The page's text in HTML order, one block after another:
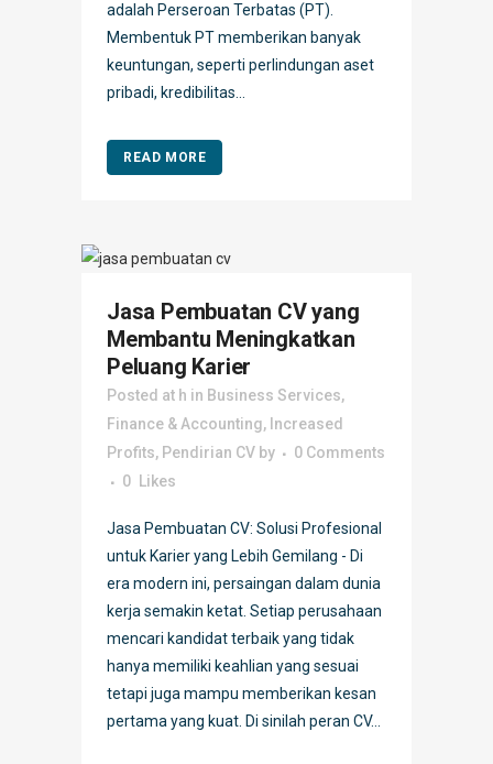
adalah Perseroan Terbatas (PT).
Membentuk PT memberikan banyak
keuntungan, seperti perlindungan aset
pribadi, kredibilitas...
READ MORE
Jasa Pembuatan CV yang
Membantu Meningkatkan
Peluang Karier
Posted at h in Business Services,
Finance & Accounting, Increased
Profits, Pendirian CV by
0 Comments
0
Likes
Jasa Pembuatan CV: Solusi Profesional
untuk Karier yang Lebih Gemilang - Di
era modern ini, persaingan dalam dunia
kerja semakin ketat. Setiap perusahaan
mencari kandidat terbaik yang tidak
hanya memiliki keahlian yang sesuai
tetapi juga mampu memberikan kesan
pertama yang kuat. Di sinilah peran CV...